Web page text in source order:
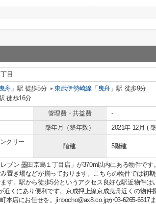
丁目
舟 」駅 徒歩5分 東武伊勢崎線 「 曳舟」駅 徒歩9分
徒歩16分
管理費・共益費
-
築年月（築年数） 2021年 12月 (
クリー
階建 5階建
ブン 墨田京島１丁目店」が370m以内にある物件です
置き場などが揃っております。こちらの物件では初
す。駅から徒歩5分というアクセス良好な駅近物件は
近くにあり便利です。京成押上線京成曳舟近くの物件
店にお任せを。jinbocho@ax8.co.jpか03-6265-6517